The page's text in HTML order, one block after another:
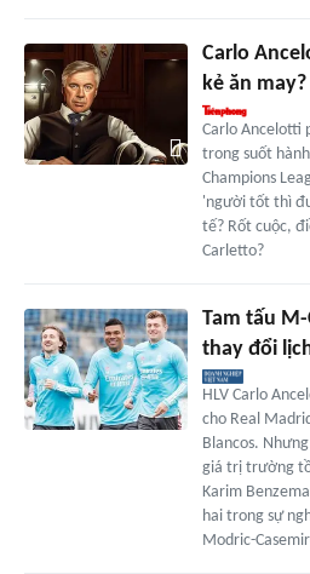
Carlo
kẻ ăn may?
Carlo Ancelotti
trong suốt
Champions
'người tốt thì
tế? Rốt cuộc,
Carletto?
Tam tấu
thay đổi
HLV Carlo
cho Real
Blancos.
giá trị trường
Karim
hai trong sự
Modric-